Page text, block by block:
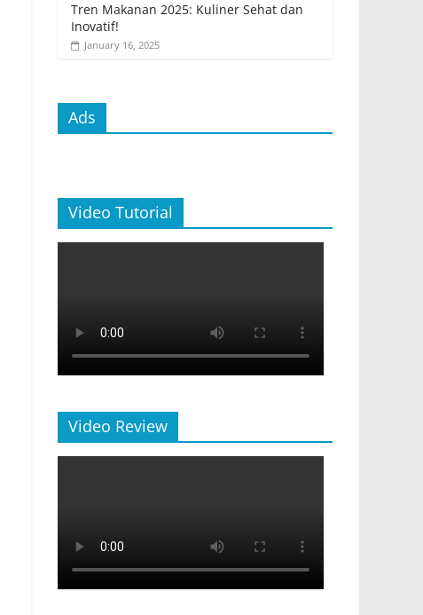
Tren Makanan 2025: Kuliner Sehat dan
Inovatif!
January 16, 2025
Ads
Video Tutorial
Video Review